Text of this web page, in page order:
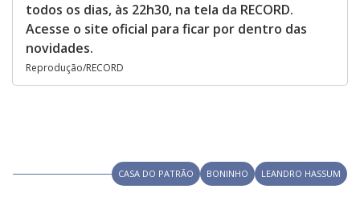
todos os dias, às 22h30, na tela da RECORD.
Acesse o site oficial para ficar por dentro das
novidades.
Reprodução/RECORD
CASA DO PATRÃO BONINHO LEANDRO HASSUM